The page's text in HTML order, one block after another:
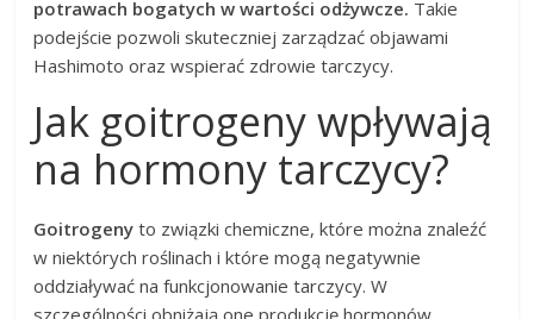
potrawach bogatych w wartości odżywcze. Takie
podejście pozwoli skuteczniej zarządzać objawami
Hashimoto oraz wspierać zdrowie tarczycy.
Jak goitrogeny wpływają
na hormony tarczycy?
Goitrogeny to związki chemiczne, które można znaleźć
w niektórych roślinach i które mogą negatywnie
oddziaływać na funkcjonowanie tarczycy. W
szczególności obniżają one produkcję hormonów